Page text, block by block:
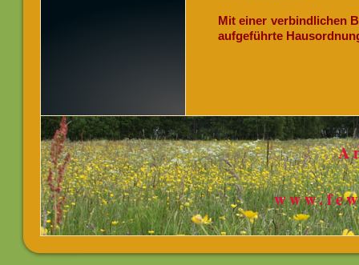
Mit einer verbindlichen
aufgeführte